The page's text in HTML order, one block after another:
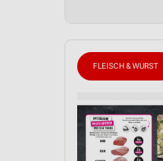
FLEISCH & WURST